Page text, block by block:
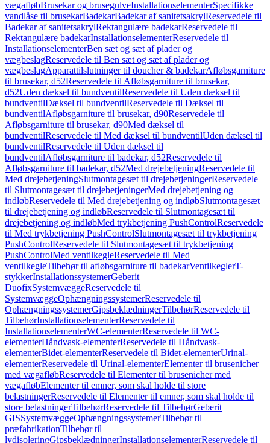
vægafløbBrusekar og brusegulveInstallationselementerSpecifikke
vandlåse til brusekarBadekarBadekar af sanitetsakrylReservedele til
Badekar af sanitetsakrylRektangulære badekarReservedele til
Rektangulære badekarInstallationselementerReservedele til
InstallationselementerBen sæt og sæt af plader og
vægbeslagReservedele til Ben sæt og sæt af plader og
vægbeslagApparattilslutninger til doucher & badekarAfløbsgarniture
til brusekar, d52Reservedele til Afløbsgarniture til brusekar,
d52Uden dæksel til bundventilReservedele til Uden dæksel til
bundventilDæksel til bundventilReservedele til Dæksel til
bundventilAfløbsgarniture til brusekar, d90Reservedele til
Afløbsgarniture til brusekar, d90Med dæksel til
bundventilReservedele til Med dæksel til bundventilUden dæksel til
bundventilReservedele til Uden dæksel til
bundventilAfløbsgarniture til badekar, d52Reservedele til
Afløbsgarniture til badekar, d52Med drejebetjeningReservedele til
Med drejebetjeningSlutmontagesæt til drejebetjeningerReservedele
til Slutmontagesæt til drejebetjeningerMed drejebetjening og
indløbReservedele til Med drejebetjening og indløbSlutmontagesæt
til drejebetjening og indløbReservedele til Slutmontagesæt til
drejebetjening og indløbMed trykbetjening PushControlReservedele
til Med trykbetjening PushControlSlutmontagesæt til trykbetjening
PushControlReservedele til Slutmontagesæt til trykbetjening
PushControlMed ventilkegleReservedele til Med
ventilkegleTilbehør til afløbsgarniture til badekarVentilkeglerT-
stykkerInstallationssystemerGeberit
DuofixSystemvæggeReservedele til
SystemvæggeOphængningssystemerReservedele til
OphængningssystemerGipsbeklædningerTilbehørReservedele til
TilbehørInstallationselementerReservedele til
InstallationselementerWC-elementerReservedele til WC-
elementerHåndvask-elementerReservedele til Håndvask-
elementerBidet-elementerReservedele til Bidet-elementerUrinal-
elementerReservedele til Urinal-elementerElementer til brusenicher
med vægafløbReservedele til Elementer til brusenicher med
vægafløbElementer til emner, som skal holde til store
belastningerReservedele til Elementer til emner, som skal holde til
store belastningerTilbehørReservedele til TilbehørGeberit
GISSystemvæggeOphængningssystemerTilbehør til
præfabrikationTilbehør til
lydisoleringGipsbeklædningerInstallationselementerReservedele til